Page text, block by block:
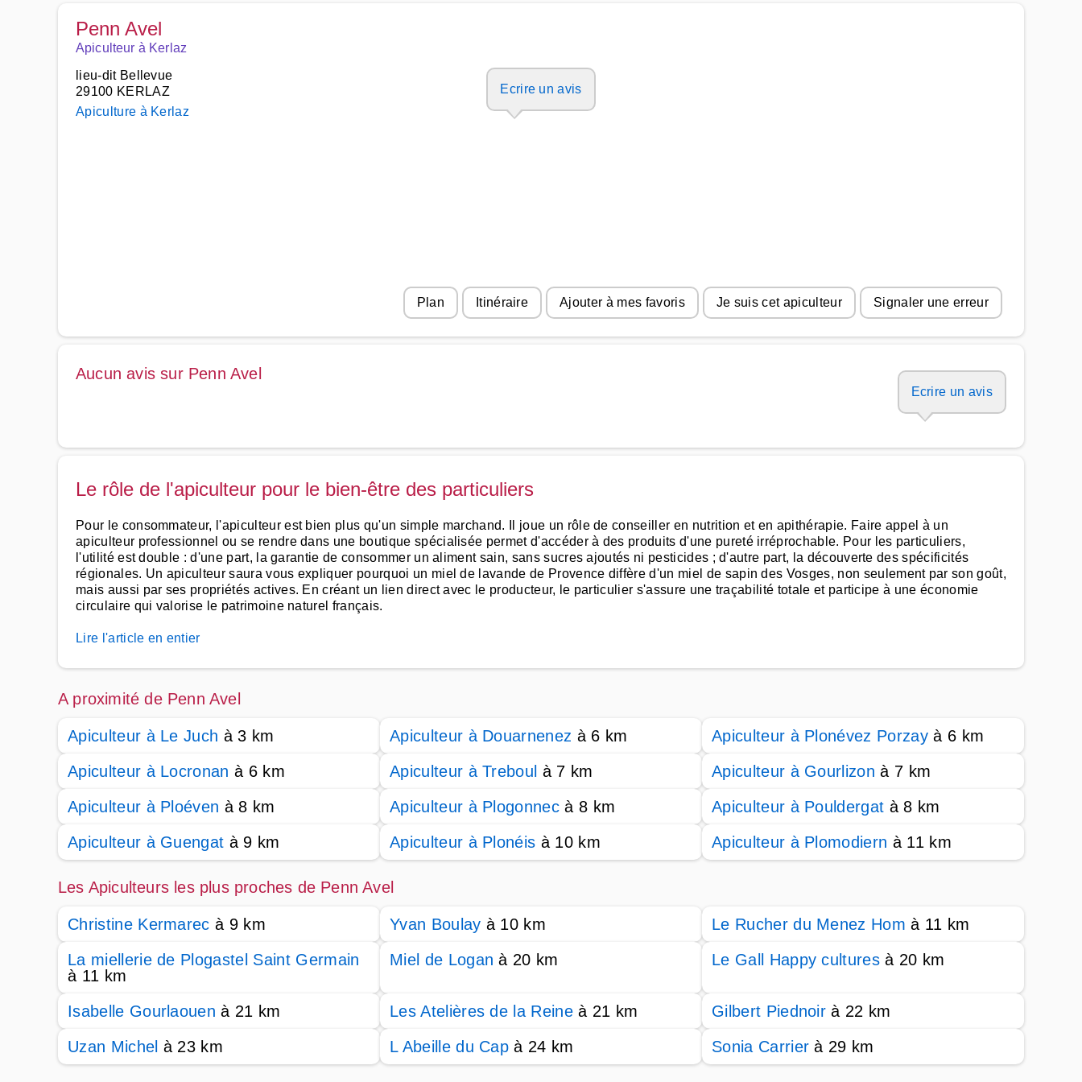
Penn Avel
Apiculteur à Kerlaz
lieu-dit Bellevue
29100 KERLAZ
Apiculture à Kerlaz
Ecrire un avis
Plan Itinéraire Ajouter à mes favoris Je suis cet apiculteur Signaler une erreur
Aucun avis sur Penn Avel
Ecrire un avis
Le rôle de l'apiculteur pour le bien-être des particuliers
Pour le consommateur, l'apiculteur est bien plus qu'un simple marchand. Il joue un rôle de conseiller en nutrition et en apithérapie. Faire appel à un
apiculteur professionnel ou se rendre dans une boutique spécialisée permet d'accéder à des produits d'une pureté irréprochable. Pour les particuliers,
l'utilité est double : d'une part, la garantie de consommer un aliment sain, sans sucres ajoutés ni pesticides ; d'autre part, la découverte des spécificités
régionales. Un apiculteur saura vous expliquer pourquoi un miel de lavande de Provence diffère d'un miel de sapin des Vosges, non seulement par son goût,
mais aussi par ses propriétés actives. En créant un lien direct avec le producteur, le particulier s'assure une traçabilité totale et participe à une économie
circulaire qui valorise le patrimoine naturel français.
Lire l'article en entier
A proximité de Penn Avel
Apiculteur à Le Juch à 3 km Apiculteur à Douarnenez à 6 km Apiculteur à Plonévez Porzayà 6 km
Apiculteur à Locronan à 6 km Apiculteur à Treboul à 7 km Apiculteur à Gourlizon à 7 km
Apiculteur à Ploéven à 8 km Apiculteur à Plogonnec à 8 km Apiculteur à Pouldergat à 8 km
Apiculteur à Guengat à 9 km Apiculteur à Plonéis à 10 km Apiculteur à Plomodiern à 11 km
Les Apiculteurs les plus proches de Penn Avel
Christine Kermarec à 9 km Yvan Boulay à 10 km Le Rucher du Menez Hom à 11 km
La miellerie de Plogastel Saint Germain
à 11 km
Miel de Logan à 20 km Le Gall Happy cultures à 20 km
Isabelle Gourlaouen à 21 km Les Atelières de la Reine à 21 km Gilbert Piednoir à 22 km
Uzan Michel à 23 km L Abeille du Cap à 24 km Sonia Carrier à 29 km